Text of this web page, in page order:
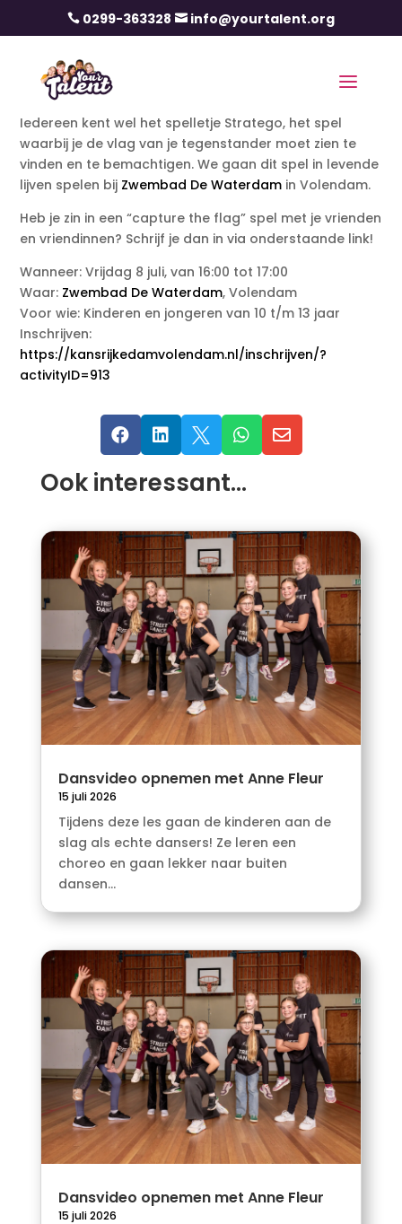
 0299-363328  info@yourtalent.org
Iedereen kent wel het spelletje Stratego, het spel
waarbij je de vlag van je tegenstander moet zien te
vinden en te bemachtigen. We gaan dit spel in levende
lijven spelen bij Zwembad De Waterdam in Volendam.
Heb je zin in een “capture the flag” spel met je vrienden
en vriendinnen? Schrijf je dan in via onderstaande link!
Wanneer: Vrijdag 8 juli, van 16:00 tot 17:00
Waar: Zwembad De Waterdam, Volendam
Voor wie: Kinderen en jongeren van 10 t/m 13 jaar
Inschrijven:
https://kansrijkedamvolendam.nl/inschrijven/?
activityID=913
    
Ook interessant…
Dansvideo opnemen met Anne Fleur
15 juli 2026
Tijdens deze les gaan de kinderen aan de
slag als echte dansers! Ze leren een
choreo en gaan lekker naar buiten
dansen...
Dansvideo opnemen met Anne Fleur
15 juli 2026